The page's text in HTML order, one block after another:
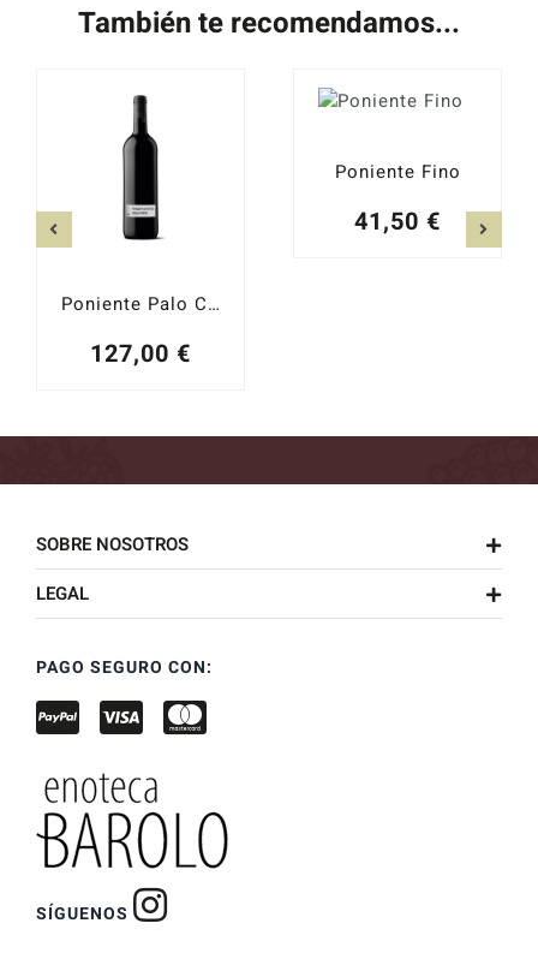
También te recomendamos...
Poniente Palo Cortado
127,00 €
Poniente Fino
41,50 €
SOBRE NOSOTROS
LEGAL
PAGO SEGURO CON:
SÍGUENOS